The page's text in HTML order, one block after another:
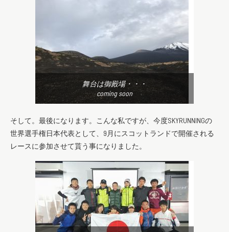
舞台は御殿場・・・
coming soon
そして。最後になります。こんな私ですが、今度SKYRUNNINGの
世界選手権日本代表として、9月にスコットランドで開催される
レースに参加させて貰う事になりました。